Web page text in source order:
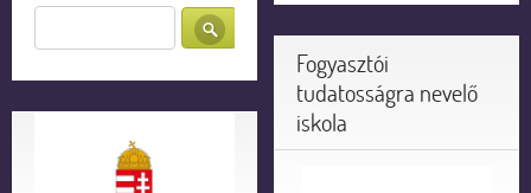
Fogyasztói
tudatosságra nevelő
iskola